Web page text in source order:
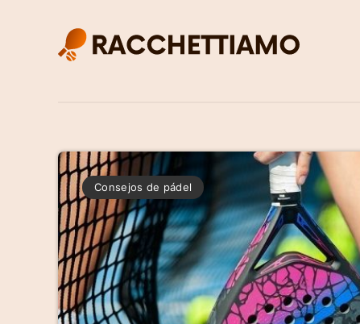
Consejos de pádel